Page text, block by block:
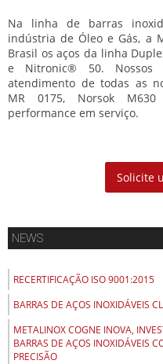
Na linha de barras
indústria de Óleo e Gás, a
Brasil os aços da linha
e Nitronic® 50. Nossos
atendimento de todas as
MR 0175, Norsok
performance em serviço.
Solicite
NEWS
RECERTIFICAÇÃO ISO 9001:2015
BARRAS DE AÇOS INOXIDÁVEIS
METALINOX COGNE INOVA,
BARRAS DE AÇOS INOXIDÁVEIS
PRECISÃO